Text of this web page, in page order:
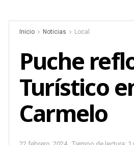
Inicio Noticias Local
Puche
Turístico
Carmelo
22 febrero, 2024 Tiempo de lectura: 1